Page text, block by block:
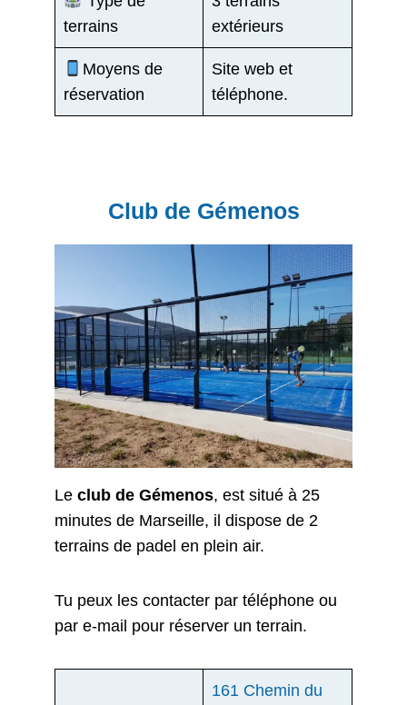
terrains
extérieurs
Moyens de
réservation
Site web et
téléphone.
Club de Gémenos
Le club de Gémenos, est situé à 25
minutes de Marseille, il dispose de 2
terrains de padel en plein air.
Tu peux les contacter par téléphone ou
par e-mail pour réserver un terrain.
161 Chemin du